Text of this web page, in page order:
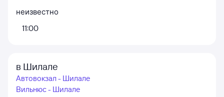
неизвестно
11:00
в Шилале
Автовокзал - Шилале
Вильнюс - Шилале